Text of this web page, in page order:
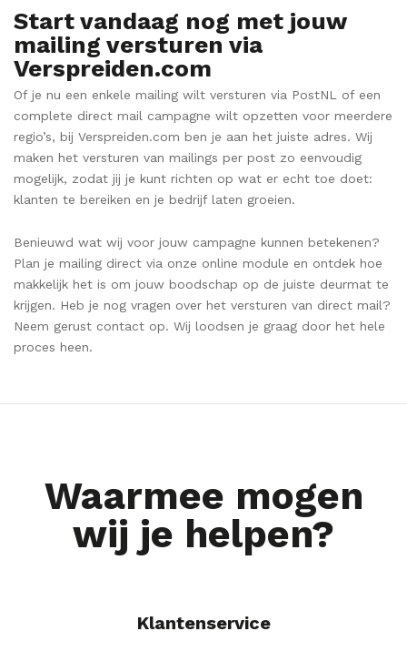
Start vandaag nog met jouw
mailing versturen via
Verspreiden.com
Of je nu een enkele mailing wilt versturen via PostNL of een
complete direct mail campagne wilt opzetten voor meerdere
regio’s, bij Verspreiden.com ben je aan het juiste adres. Wij
maken het versturen van mailings per post zo eenvoudig
mogelijk, zodat jij je kunt richten op wat er echt toe doet:
klanten te bereiken en je bedrijf laten groeien.
Benieuwd wat wij voor jouw campagne kunnen betekenen?
Plan je mailing direct via onze online module en ontdek hoe
makkelijk het is om jouw boodschap op de juiste deurmat te
krijgen. Heb je nog vragen over het versturen van direct mail?
Neem gerust contact op. Wij loodsen je graag door het hele
proces heen.
Waarmee mogen
wij je helpen?
Klantenservice